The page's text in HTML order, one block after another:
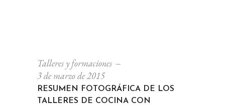
Talleres y formaciones
3 de marzo de 2015
RESUMEN FOTOGRÁFICA DE LOS
TALLERES DE COCINA CON